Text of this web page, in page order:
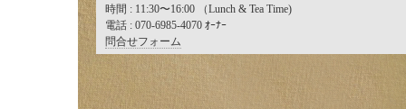
時間 : 11:30〜16:00 （Lunch & Tea Time)
電話 : 070-6985-4070 ｵｰﾅｰ
問合せフォーム